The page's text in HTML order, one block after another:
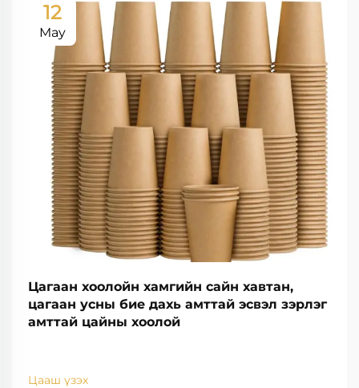
12
May
Цагаан хоолойн хамгийн сайн хавтан,
цагаан усны бие дахь амттай эсвэл зэрлэг
амттай цайны хоолой
Цааш үзэх